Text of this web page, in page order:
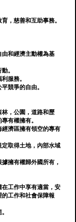
，慈善和互助事務。
和經濟主動權為基
。
服務。
競爭的自由。
，公園，道路和歷
有權擁有。
濟區擁有領空的專有
取得土地，內部水域
擁有權歸外國所有，
工作中享有適當，安
工作和社會保障報